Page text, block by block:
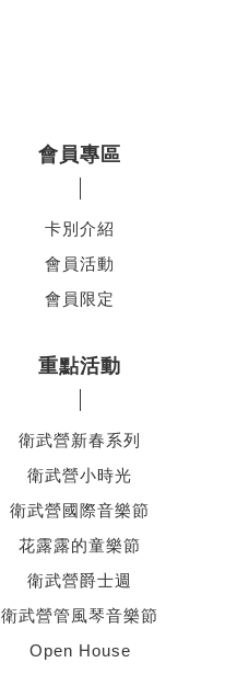
會員專區
卡別介紹
會員活動
會員限定
重點活動
衛武營新春系列
衛武營小時光
衛武營國際音樂節
花露露的童樂節
衛武營爵士週
衛武營管風琴音樂節
Open House